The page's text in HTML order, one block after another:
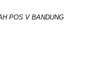
POS V BANDUNG